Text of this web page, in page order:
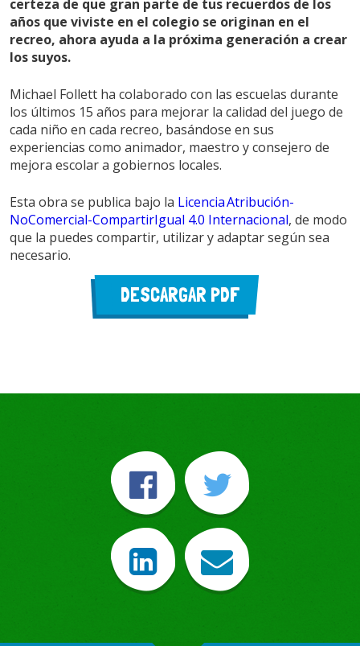
certeza de que gran parte de tus recuerdos de los
años que viviste en el colegio se originan en el
recreo, ahora ayuda a la próxima generación a crear
los suyos.
Michael Follett ha colaborado con las escuelas durante
los últimos 15 años para mejorar la calidad del juego de
cada niño en cada recreo, basándose en sus
experiencias como animador, maestro y consejero de
mejora escolar a gobiernos locales.
Esta obra se publica bajo la Licencia Atribución-
NoComercial-CompartirIgual 4.0 Internacional, de modo
que la puedes compartir, utilizar y adaptar según sea
necesario.
DESCARGAR PDF